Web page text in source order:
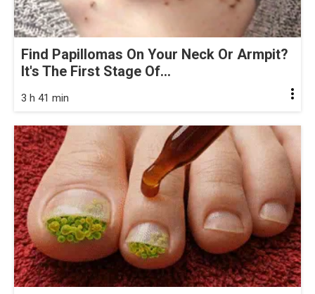
Find Papillomas On Your Neck Or Armpit?
It's The First Stage Of...
3 h 41 min